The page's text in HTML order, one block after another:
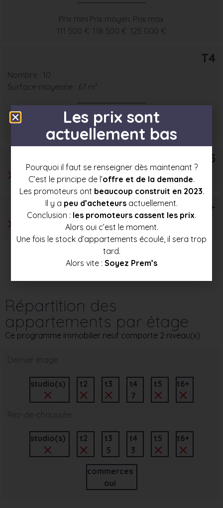
Prix mini
111 500 €
Prix moyen
118 500 €
Prix max
125 000 €
T4
Nombre : 10
Surface moyenne : 67 m²
Prix mini
127 500 €
Prix moyen
138 000 €
Prix max
148 000 €
T5
T6+
Répartition des
appartements par étage
Ce programme immobilier neuf comporte 2 niveau(x)
Dernier étage
studio(s) t2 t3
t4
7
t5 t6+
Rez-de-chaussée
studio(s) t2
t3
5
t4
3
t5 t6+
commerces
oui
Les prix sont
actuellement bas
Pourquoi il faut se renseigner dès maintenant ?
C’est le principe de l’offre et de la demande.
Les promoteurs ont beaucoup construit en 2023.
Il y a peu d’acheteurs actuellement.
Conclusion : les promoteurs cassent les prix.
Alors oui c’est le moment.
Une fois le stock d’appartements écoulé, il sera trop
tard.
Alors vite : Soyez Prem’s